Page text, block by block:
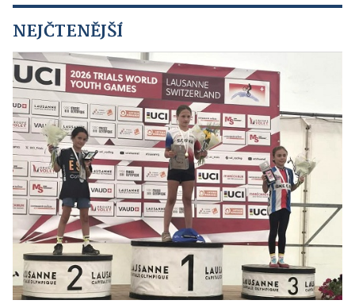
NEJČTENĚJŠÍ